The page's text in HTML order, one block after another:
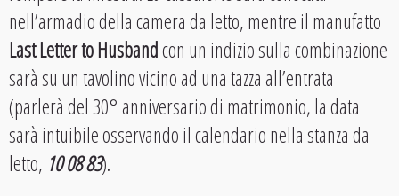
nell’armadio della camera da letto, mentre il manufatto
Last Letter to Husbandcon un indizio sulla combinazione
sarà su un tavolino vicino ad una tazza all’entrata
(parlerà del 30° anniversario di matrimonio, la data
sarà intuibile osservando il calendario nella stanza da
letto, 10 08 83).